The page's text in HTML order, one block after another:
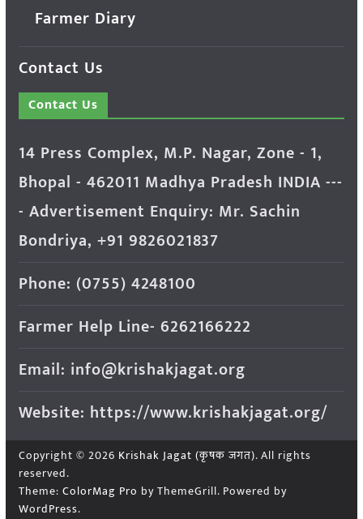
Farmer Diary
Contact Us
Contact Us
14 Press Complex, M.P. Nagar, Zone - 1,
Bhopal - 462011 Madhya Pradesh INDIA ---
- Advertisement Enquiry: Mr. Sachin
Bondriya, +91 9826021837
Phone: (0755) 4248100
Farmer Help Line- 6262166222
Email: info@krishakjagat.org
Website: https://www.krishakjagat.org/
Copyright © 2026 Krishak Jagat (कृषक जगत). All rights
reserved.
Theme: ColorMag Pro by ThemeGrill. Powered by
WordPress.